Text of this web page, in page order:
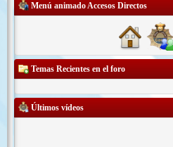
Menú animado Accesos Directos
Temas Recientes en el foro
Últimos vídeos